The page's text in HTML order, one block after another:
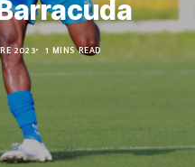
2023 1 MINS READ